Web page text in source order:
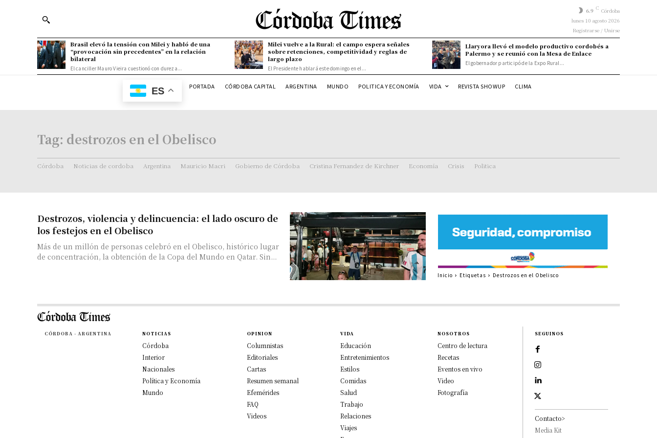
6.9 C Córdoba
lunes 10 agosto 2026
Registrarse / Unirse
Brasil elevó la tensión con Milei y habló de una
“provocación sin precedentes” en la relación
bilateral
El canciller Mauro Vieira cuestionó con dureza...
Milei vuelve a la Rural: el campo espera señales
sobre retenciones, competitividad y reglas de
largo plazo
El Presidente hablará este domingo en el...
Llaryora llevó el modelo productivo cordobés a
Palermo y se reunió con la Mesa de Enlace
El gobernador participó de la Expo Rural...
ES PORTADA CÓRDOBA CAPITAL ARGENTINA MUNDO POLITICA Y ECONOMÍA VIDA REVISTA SHOWUP CLIMA
Tag: destrozos en el Obelisco
Córdoba Noticias de cordoba Argentina Mauricio Macri Gobierno de Córdoba Cristina Fernandez de Kirchner Economía Crisis Politica
Destrozos, violencia y delincuencia: el lado oscuro de
los festejos en el Obelisco
Más de un millón de personas celebró en el Obelisco, histórico lugar
de concentración, la obtención de la Copa del Mundo en Qatar. Sin...
Inicio Etiquetas Destrozos en el Obelisco
CÓRDOBA - ARGENTINA NOTICIAS
Córdoba
Interior
Nacionales
Política y Economía
Mundo
OPINION
Columnistas
Editoriales
Cartas
Resumen semanal
Efemérides
FAQ
Videos
VIDA
Educación
Entretenimientos
Estilos
Comidas
Salud
Trabajo
Relaciones
Viajes
NOSOTROS
Centro de lectura
Recetas
Eventos en vivo
Video
Fotografía
SEGUINOS
Contacto>
Media Kit